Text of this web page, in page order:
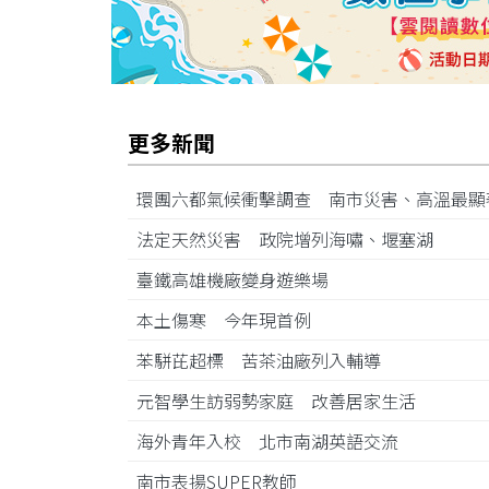
更多新聞
環團六都氣候衝擊調查 南市災害、高溫最
法定天然災害 政院增列海嘯、堰塞湖
臺鐵高雄機廠變身遊樂場
本土傷寒 今年現首例
苯駢芘超標 苦茶油廠列入輔導
元智學生訪弱勢家庭 改善居家生活
海外青年入校 北市南湖英語交流
南市表揚SUPER教師